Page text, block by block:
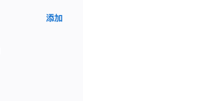
添加AppleCare+